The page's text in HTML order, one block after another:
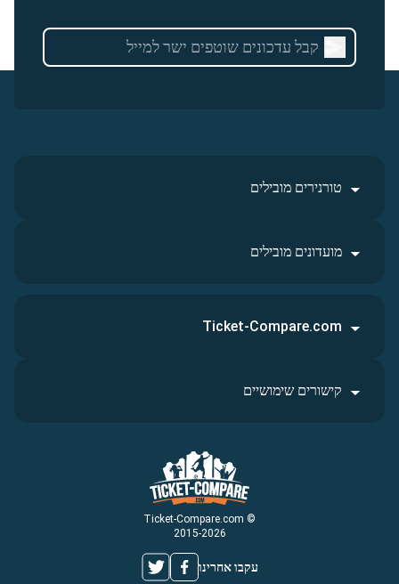
טורנירים מובילים
מועדונים מובילים
© Ticket-Compare.com
2015-2026
עקבו אחרינו
Ticket-Compare.com
קישורים שימושיים